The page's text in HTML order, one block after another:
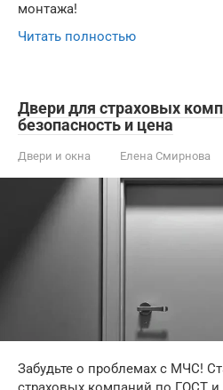
монтажа!
Читать полностью
Двери для страховых
безопасность и цена
Двери и окна Елена Смирнова
Забудьте о проблемах с МЧС!